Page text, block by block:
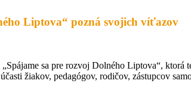
Liptova“ pozná svojich víťazov
sa pre rozvoj Dolného Liptova“,
žiakov, pedagógov, rodičov, zástupcov